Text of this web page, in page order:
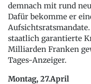
demnach mit rund
Dafür bekomme er
staatlich garantierte
Milliarden Franken
Tages-Anzeiger.
Montag, 27.April